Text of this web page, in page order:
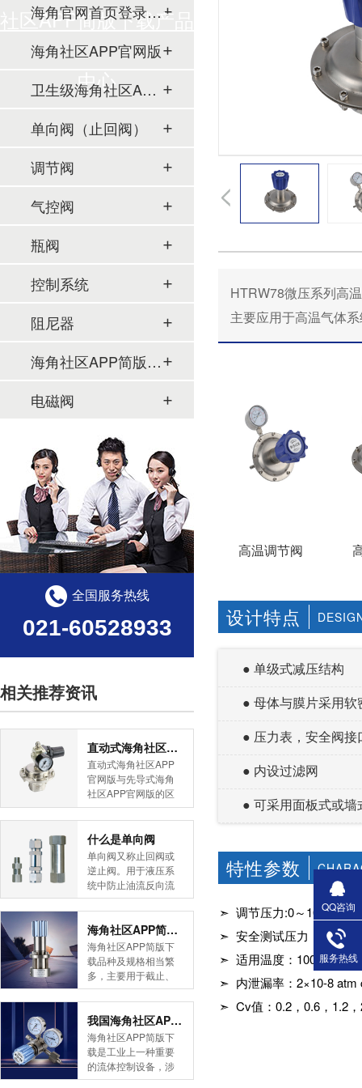
HTRW78微压系列高温海
主要应用于高温气体系
高温调节阀
设计特点
● 单级式减压结构
● 母体与膜片采用软
● 压力表，安全阀
● 内设过滤网
● 可采用面板式或墙
特性参数
➣ 调节压力:0～10，0～
➣ 安全测试压力：150%
➣ 适用温度：100℃至
➣ 内泄漏率：2×10-8
➣ Cv值：0.2，0.6，1.2，
社区APP简版下载产品
中心
海角官网首页登录入口
海角社区APP官网版
卫生级海角社区APP简版下载
单向阀（止回阀）
调节阀
气控阀
瓶阀
控制系统
阻尼器
海角社区APP简版下载及管件
电磁阀
全国服务热线
021-60528933
相关推荐资讯
直动式海角社区APP官网版与先导式海角社区APP官网版的区别
直动式海角社区APP
官网版与先导式海角
社区APP官网版的区
别是什么？HJBA8海
角论坛海角社区APP
简版下载告诉您！先
导式海角社区APP官
网版是采用控制阀体
内的启闭件的开度来
调节介质的流量，将
介质的压力降低，同
时借助阀后压力的作
用调节启闭件的开
度，使阀后压力保持
在一定范围内，在进
口压力不断变化的情
在设定的范围内，保
护其后的生活生产器
具。本类海角社区
APP简版下载在管......
什么是单向阀
单向阀又称止回阀或
逆止阀。用于液压系
统中防止油流反向流
动,或者用于气动系统
中防止压缩空气逆向
流动。今天HJBA8海
角论坛海角社区APP
简版下载为您介绍一
下什么是单向阀。
一、简介单向阀有直
通式和直角式两种。
直通式单向阀用螺纹
连接安装在管路上。
直角式单向阀有螺纹
连接、板式连接和法
兰连接三种形式。液
海角社区APP简版下载的维护保养方式有哪些
海角社区APP简版下
载品种及规格相当繁
多，主要用于截止、
导流、稳压、分流
等，用途广泛。正确
和有序有效的维护保
养会保护海角社区
APP简版下载，使海
角社区APP简版下载
正常发挥功能并且延
我国海角社区APP简版下载市场的现状及前景如何
海角社区APP简版下
载是工业上一种重要
的流体控制设备，涉
及到国民经济诸多部
QQ咨询
服务热线